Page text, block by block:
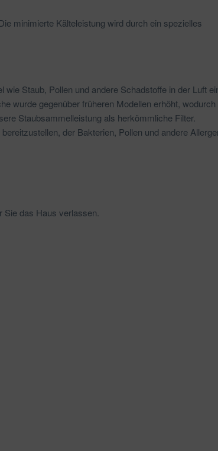
minimierte Kälteleistung wird durch ein spezielles
Staub, Pollen und andere Schadstoffe in der Luft
wurde gegenüber früheren Modellen erhöht, wodurch
Staubsammelleistung als herkömmliche Filter.
der Bakterien, Pollen und andere
Sie das Haus verlassen.